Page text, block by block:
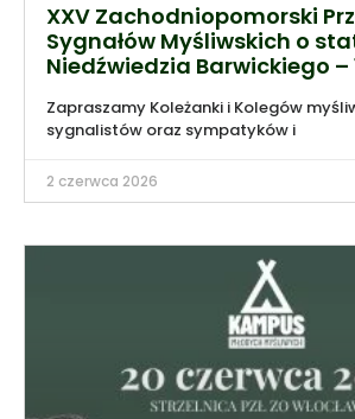
XXV Zachodniopomorski
Sygnałów Myśliwskich o
Niedźwiedzia Barwickiego –
Zapraszamy Koleżanki i Kolegów
sygnalistów oraz sympatyków i
2 czerwca 2026